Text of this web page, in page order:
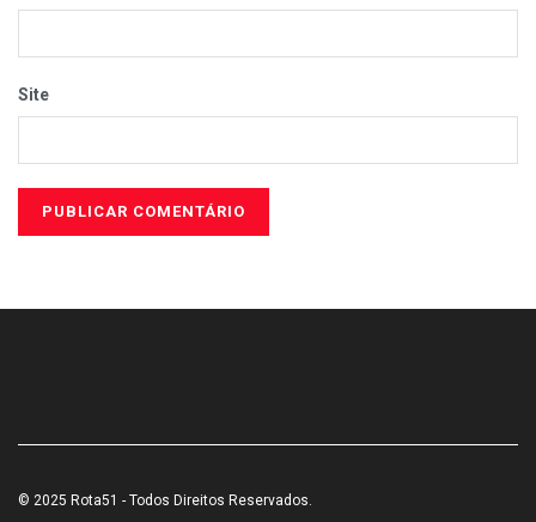
Site
© 2025 Rota51 - Todos Direitos Reservados.